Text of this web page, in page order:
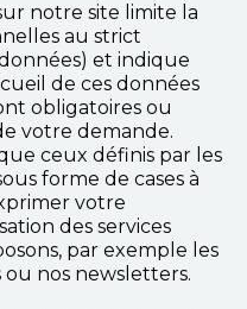
notre site limite la
au strict
et indique
de ces données
obligatoires ou
votre demande.
ceux définis par les
forme de cases à
votre
des services
par exemple les
nos newsletters.